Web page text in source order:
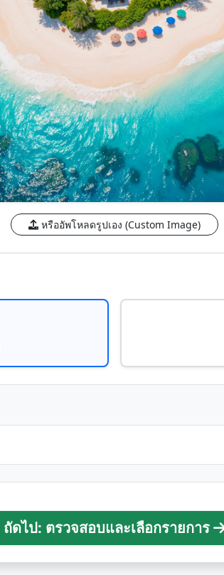
หรืออัพโหลดรูปเอง (Custom Image)
ถัดไป: ตรวจสอบและเลือกรายการ